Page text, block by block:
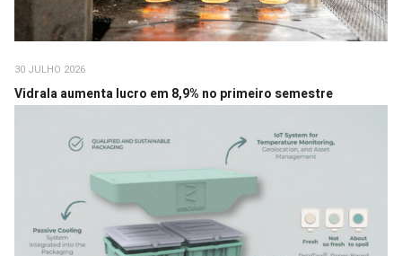
30 JULHO 2026
Vidrala aumenta lucro em 8,9% no primeiro semestre